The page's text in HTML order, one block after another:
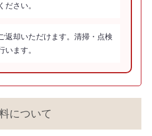
ださい。
返却いただけます。清掃・点検
います。
について